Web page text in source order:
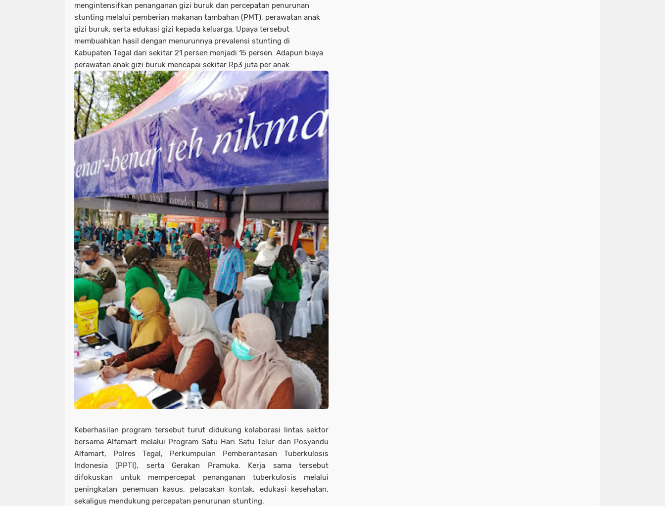
mengintensifkan penanganan gizi buruk dan percepatan penurunan
stunting melalui pemberian makanan tambahan (PMT), perawatan anak
gizi buruk, serta edukasi gizi kepada keluarga. Upaya tersebut
membuahkan hasil dengan menurunnya prevalensi stunting di
Kabupaten Tegal dari sekitar 21 persen menjadi 15 persen. Adapun biaya
perawatan anak gizi buruk mencapai sekitar Rp3 juta per anak.
Keberhasilan program tersebut turut didukung kolaborasi lintas sektor
bersama Alfamart melalui Program Satu Hari Satu Telur dan Posyandu
Alfamart, Polres Tegal, Perkumpulan Pemberantasan Tuberkulosis
Indonesia (PPTI), serta Gerakan Pramuka. Kerja sama tersebut
difokuskan untuk mempercepat penanganan tuberkulosis melalui
peningkatan penemuan kasus, pelacakan kontak, edukasi kesehatan,
sekaligus mendukung percepatan penurunan stunting.